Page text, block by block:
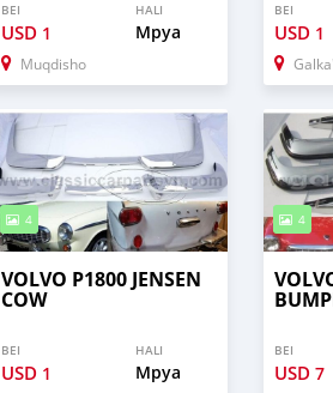
BEI
USD 1
HALI
Mpya
Muqdisho
BEI
USD 1
4
VOLVO P1800 JENSEN
COW
BEI
USD 1
HALI
Mpya
4
BEI
USD 7